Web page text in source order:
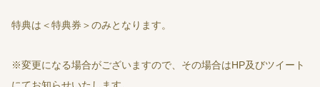
特典は＜特典券＞のみとなります。
※変更になる場合がございますので、その場合はHP及びツイート